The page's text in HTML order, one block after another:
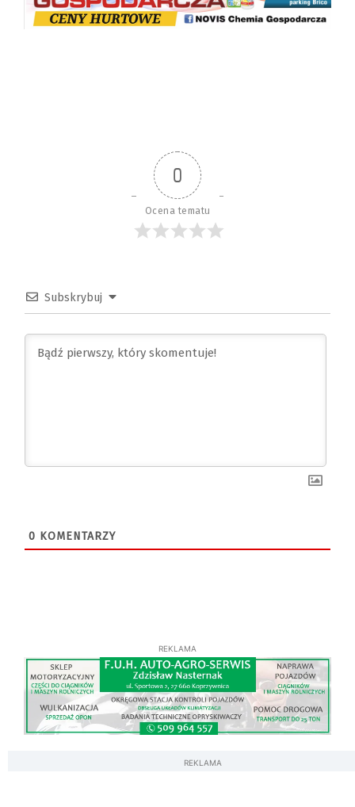
0
Ocena tematu
Subskrybuj
0 KOMENTARZY
REKLAMA
REKLAMA